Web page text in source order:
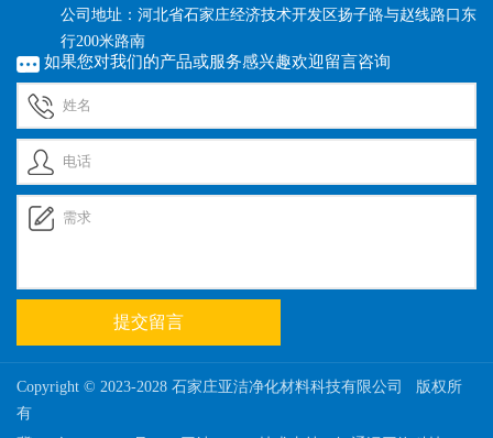
公司地址：河北省石家庄经济技术开发区扬子路与赵线路口东
行200米路南
如果您对我们的产品或服务感兴趣欢迎留言咨询
提交留言
Copyright © 2023-2028 石家庄亚洁净化材料科技有限公司 版权所
有